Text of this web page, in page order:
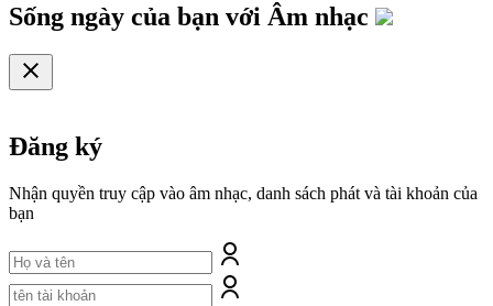
Sống ngày của bạn với Âm nhạc
Đăng ký
Nhận quyền truy cập vào âm nhạc, danh sách phát và tài khoản của
bạn